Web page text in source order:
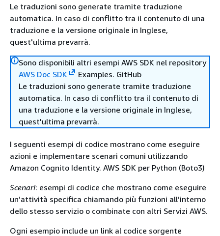
Le traduzioni sono generate tramite traduzione
automatica. In caso di conflitto tra il contenuto di una
traduzione e la versione originale in Inglese,
quest'ultima prevarrà.
Sono disponibili altri esempi AWS SDK nel repository
AWS Doc SDK
Examples. GitHub
Le traduzioni sono generate tramite traduzione
automatica. In caso di conflitto tra il contenuto di
una traduzione e la versione originale in Inglese,
quest'ultima prevarrà.
I seguenti esempi di codice mostrano come eseguire
azioni e implementare scenari comuni utilizzando
Amazon Cognito Identity. AWS SDK per Python (Boto3)
Scenari: esempi di codice che mostrano come eseguire
un’attività specifica chiamando più funzioni all’interno
dello stesso servizio o combinate con altri Servizi AWS.
Ogni esempio include un link al codice sorgente